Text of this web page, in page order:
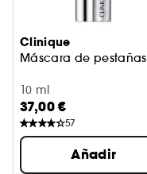
Clinique
Máscara de pestañas
10 ml
37,00 €
57
Añadir